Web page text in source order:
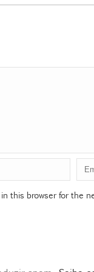
this browser for the